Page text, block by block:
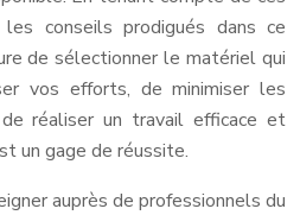
conseils prodigués dans ce
de sélectionner le matériel qui
vos efforts, de minimiser les
réaliser un travail efficace et
un gage de réussite.
auprès de professionnels du